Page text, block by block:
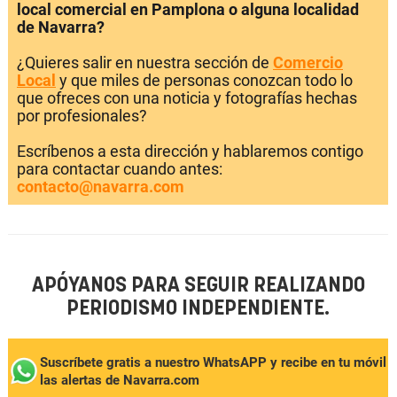
local comercial en Pamplona o alguna localidad
de Navarra?
¿Quieres salir en nuestra sección de Comercio
Local y que miles de personas conozcan todo lo
que ofreces con una noticia y fotografías hechas
por profesionales?
Escríbenos a esta dirección y hablaremos contigo
para contactar cuando antes:
contacto@navarra.com
APÓYANOS PARA SEGUIR REALIZANDO
PERIODISMO INDEPENDIENTE.
Suscríbete gratis a nuestro WhatsAPP y recibe en tu móvil
las alertas de Navarra.com